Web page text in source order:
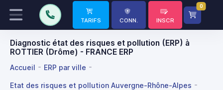
TARIFS CONN. INSCR
0
Diagnostic état des risques et pollution (ERP) à
ROTTIER (Drôme) - FRANCE ERP
Accueil ERP par ville
Etat des risques et pollution Auvergne-Rhône-Alpes